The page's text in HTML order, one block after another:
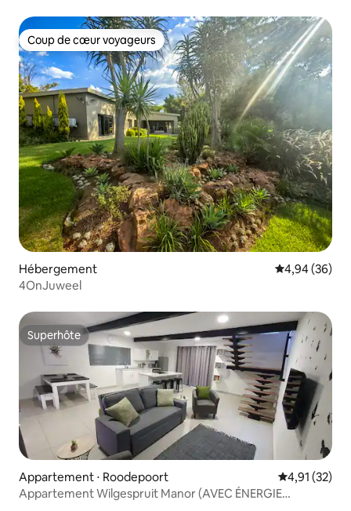
Coup de cœur voyageurs
Coup de cœur voyageurs
Hébergement Évaluation
4,94 (36)
4OnJuweel
Superhôte
Superhôte
Appartement ⋅ Roodepoort Évaluation
4,91 (32)
Appartement Wilgespruit Manor (AVEC ÉNERGIE